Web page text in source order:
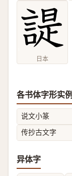
日本
各书体字形实例
说文小篆
传抄古文字
异体字